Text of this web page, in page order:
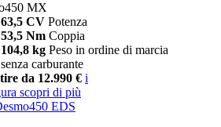
MX
63,5 CV Potenza
53,5 Nm Coppia
104,8 kg Peso in ordine di marcia
senza carburante
da 12.990 € i
scopri di più
EDS